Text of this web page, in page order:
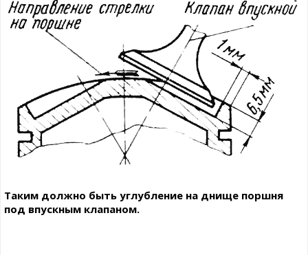
Таким должно быть углубление на днище поршня
под впускным клапаном.